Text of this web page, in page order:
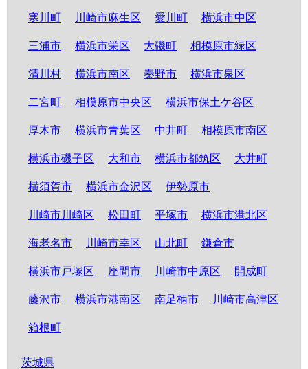
寒川町 川崎市麻生区 愛川町 横浜市中区
三浦市 横浜市栄区 大磯町 相模原市緑区
清川村 横浜市南区 秦野市 横浜市泉区
二宮町 相模原市中央区 横浜市保土ケ谷区
厚木市 横浜市青葉区 中井町 相模原市南区
横浜市磯子区 大和市 横浜市都筑区 大井町
横須賀市 横浜市金沢区 伊勢原市
川崎市川崎区 松田町 平塚市 横浜市港北区
海老名市 川崎市幸区 山北町 鎌倉市
横浜市戸塚区 座間市 川崎市中原区 開成町
藤沢市 横浜市港南区 南足柄市 川崎市高津区
箱根町
茨城県